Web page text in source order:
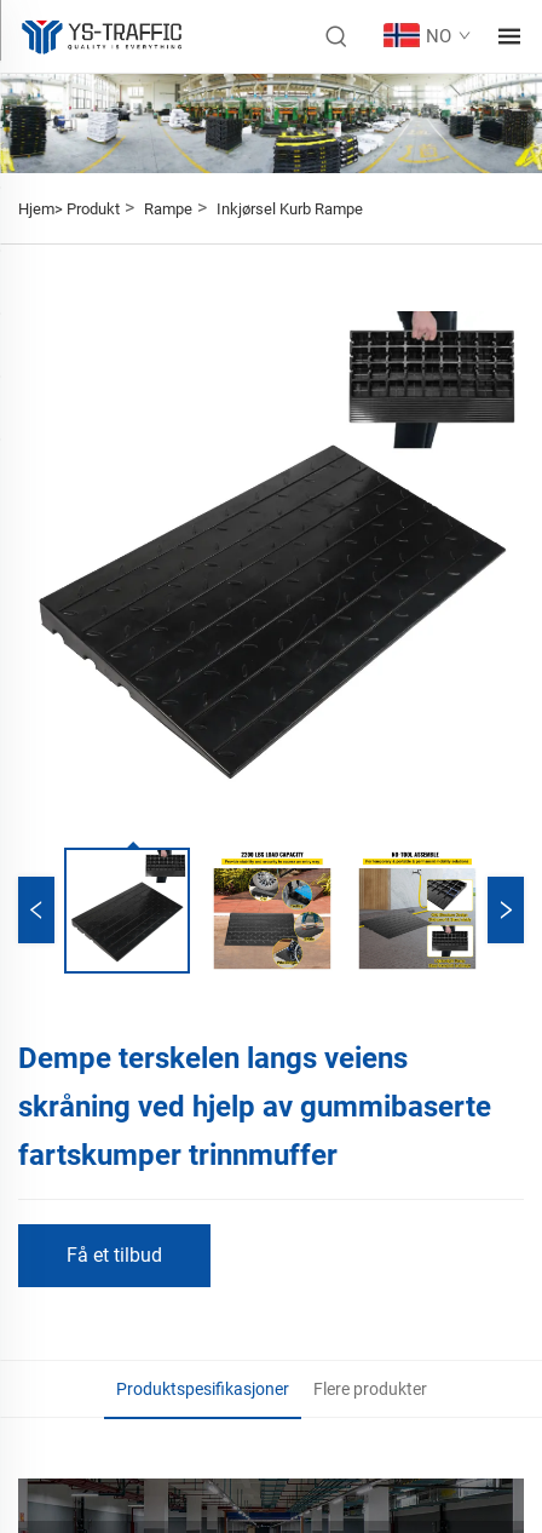
NO
Hjem> Produkt > Rampe > Inkjørsel Kurb Rampe
Dempe terskelen langs veiens
skråning ved hjelp av gummibaserte
fartskumper trinnmuffer
Få et tilbud
Produktspesifikasjoner Flere produkter